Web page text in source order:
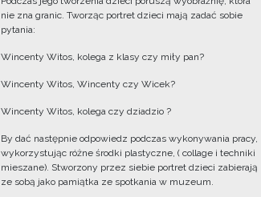
nie zna granic. Tworząc portret dzieci mają zadać sobie
pytania:
Wincenty Witos, kolega z klasy czy miły pan?
Wincenty Witos, Wincenty czy Wicek?
Wincenty Witos, kolega czy dziadzio ?
By dać następnie odpowiedz podczas wykonywania pracy,
wykorzystując różne środki plastyczne, ( collage i techniki
mieszane). Stworzony przez siebie portret dzieci zabierają
ze sobą jako pamiątka ze spotkania w muzeum.